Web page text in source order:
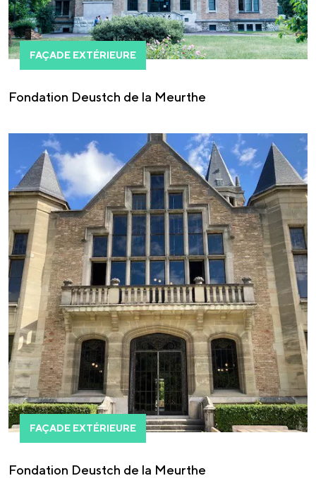
FAÇADE EXTÉRIEURE
Fondation Deustch de la Meurthe
FAÇADE EXTÉRIEURE
Fondation Deustch de la Meurthe